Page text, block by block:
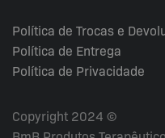
Política de Trocas e
Política de Entrega
Política de Privacidade
Copyright 2024 ©